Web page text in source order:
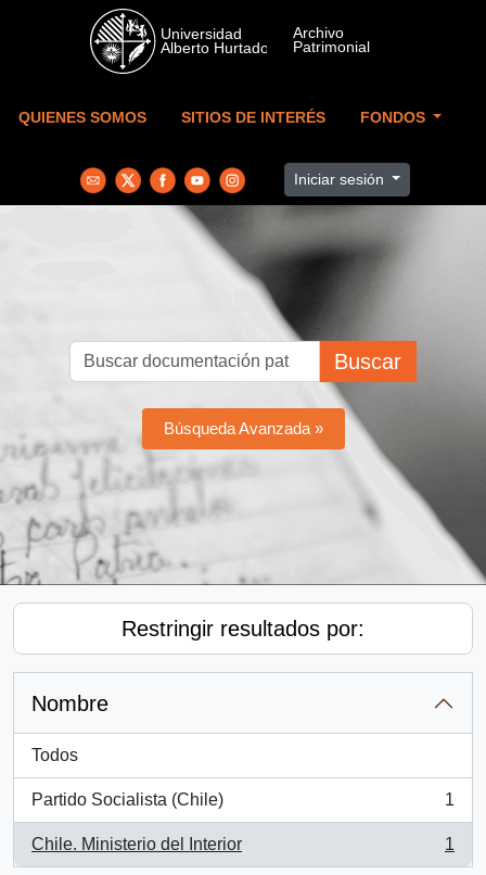
Skip to main content
QUIENES SOMOS SITIOS DE INTERÉS FONDOS
Iniciar sesión
Buscar
Búsqueda Avanzada »
Restringir resultados por:
Nombre
Todos
Partido Socialista (Chile)
, 1 resultados
1
Chile. Ministerio del Interior
, 1 resultados
1